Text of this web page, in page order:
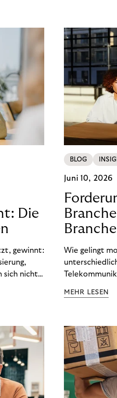
Die
gewinnt:
sich nicht
BLOG
Juni 10, 2026
Wie gelingt
wirksam
MEHR LESEN